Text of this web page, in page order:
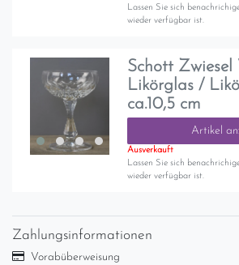
Lassen Sie sich
wieder verfügbar ist.
Schott Zwiesel
Likörglas /
ca.10,5 cm
Artikel
Ausverkauft
Lassen Sie sich
wieder verfügbar ist.
Zahlungsinformationen
Vorabüberweisung